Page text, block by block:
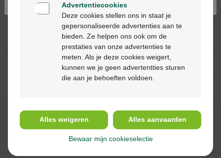
Onze diensten
Over Multipharma
Advertentiecookies
Deze cookies stellen ons in staat je
gepersonaliseerde advertenties aan te
bieden. Ze helpen ons ook om de
prestaties van onze advertenties te
meten. Als je deze cookies weigert,
kunnen we je geen advertentties sturen
die aan je behoeften voldoen.
Alles weigeren Alles aanvaarden
Bewaar mijn cookieselectie